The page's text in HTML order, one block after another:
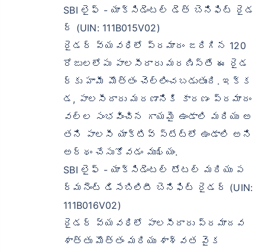
SBI లైఫ్ - యాక్సిడెంటల్ డెత్ బెనిఫిట్ రైడ
ర్ (UIN: 111B015V02)
రైడర్ వ్యవధిలో ప్రమాదం జరిగిన 120
రోజులలోపు పాలసీదారు మరణిస్తే ఈ రైడ
ర్‌కు హామీ మొత్తం చెల్లించబడుతుంది. ఇక్క
డ, పాలసీదారు మరణానికి కారణం ప్రమాదం
వల్ల సంభవించిన గాయమై ఉండాలి మరియు అ
తని పాలసీ యాక్టివ్ స్టేట్‌లో ఉండాలి అని
అర్థం చేసుకోవడం ముఖ్యం.
SBI లైఫ్ - యాక్సిడెంటల్ టోటల్ మరియు ప
ర్మనెంట్ డిసేబిలిటీ బెనిఫిట్ రైడర్ (UIN:
111B016V02)
రైడర్ వ్యవధిలో పాలసీదారు ప్రమాదవ
శాత్తు మొత్తం మరియు శాశ్వత వైక